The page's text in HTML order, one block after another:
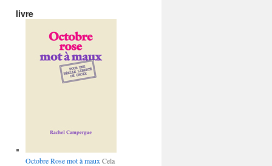
livre
Octobre Rose mot à maux Cela